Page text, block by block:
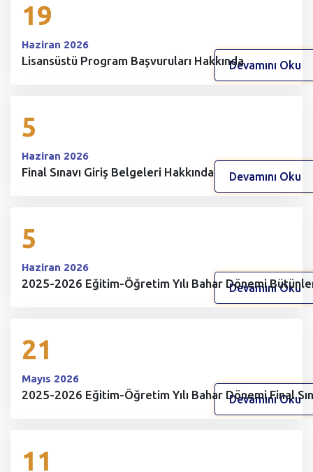
19
Haziran 2026
Lisansüstü Program Başvuruları HakkındaDevamını Oku
5
Haziran 2026
Final Sınavı Giriş Belgeleri Hakkında Devamını Oku
5
Haziran 2026
2025-2026 Eğitim-Öğretim Yılı Bahar DönemiDevamını Oku
21
Mayıs 2026
2025-2026 Eğitim-Öğretim Yılı Bahar Dönemi Final
Devamını Oku
11